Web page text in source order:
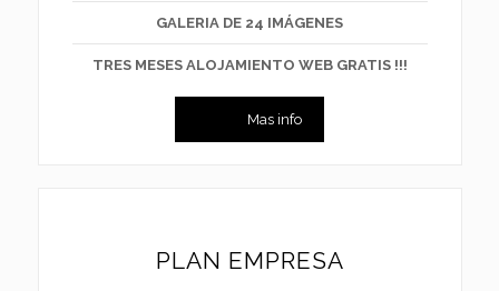
GALERIA DE 24 IMÁGENES
TRES MESES ALOJAMIENTO WEB GRATIS !!!
Mas info
PLAN EMPRESA